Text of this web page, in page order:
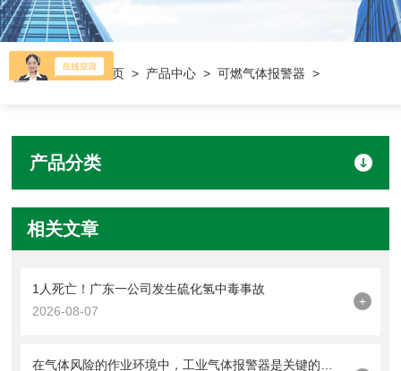
当前位置：首页 > 产品中心 >可燃气体报警器 >
产品分类
相关文章
1人死亡！广东一公司发生硫化氢中毒事故
2026-08-07
+